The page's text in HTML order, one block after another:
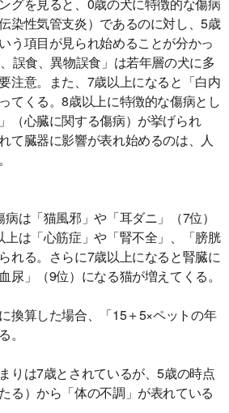
染性気管支炎）であるのに対し、5歳
う項目が見られ始めることが分かっ
誤食、異物誤食」は若年層の犬に多
注意。また、7歳以上になると「白内
てくる。8歳以上に特徴的な傷病とし
（心臓に関する傷病）が挙げられ
て臓器に影響が表れ始めるのは、人
は「猫風邪」や「耳ダニ」（7位）
は「心筋症」や「腎不全」、「膀胱
れる。さらに7歳以上になると腎臓に
尿」（9位）になる猫が増えてくる。
換算した場合、「15＋5×ペットの年
。
りは7歳とされているが、5歳の時点
る）から「体の不調」が表れている